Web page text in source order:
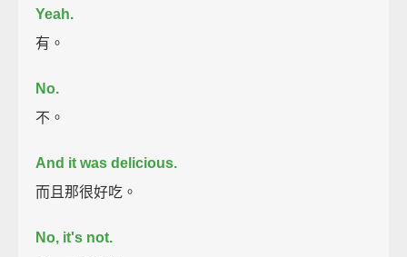
Yeah.
有。
No.
不。
And it was delicious.
而且那很好吃。
No, it's not.